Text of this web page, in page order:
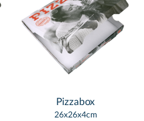
Pizzabox
26x26x4cm